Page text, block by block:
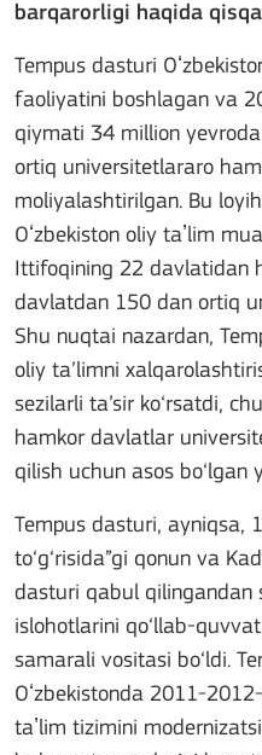
barqarorligi haqida
Tempus dasturi
faoliyatini boshlagan va
qiymati 34 million
ortiq universitetlararo
moliyalashtirilgan. Bu
Oʻzbekiston oliy taʼlim
Ittifoqining 22 davlatidan
davlatdan 150 dan ortiq
Shu nuqtai nazardan,
oliy ta’limni
sezilarli ta’sir ko‘rsatdi,
hamkor davlatlar
qilish uchun asos bo‘lgan
Tempus dasturi, ayniqsa,
to‘g‘risida”gi qonun va
dasturi qabul qilingandan
islohotlarini qo‘llab-
samarali vositasi bo‘ldi.
Oʻzbekistonda 2011-
taʼlim tizimini